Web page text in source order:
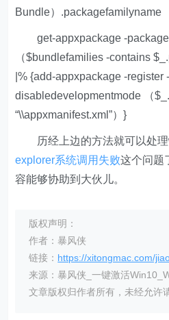
Bundle）.packagefamilyname
get-appxpackage -
（$bundlefamilies -contains
|% {add-appxpackage -register -
disabledevelopmentmode （
“\\appxmanifest.xml”）}
历经上边的方法就可以处理
explorer系统调用失败这个问题
容能够协助到大伙儿。
版权声明：
作者：暴风侠
链接： https://xitongmac.com/
来源：暴风侠_一键激活
文章版权归作者所有，未经允许